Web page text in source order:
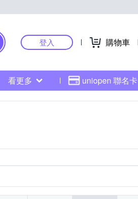
登入 購物車
看更多 uniopen 聯名卡